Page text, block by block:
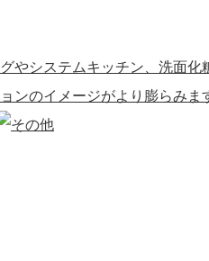
やシステムキッチン、洗面
ンのイメージがより膨らみま